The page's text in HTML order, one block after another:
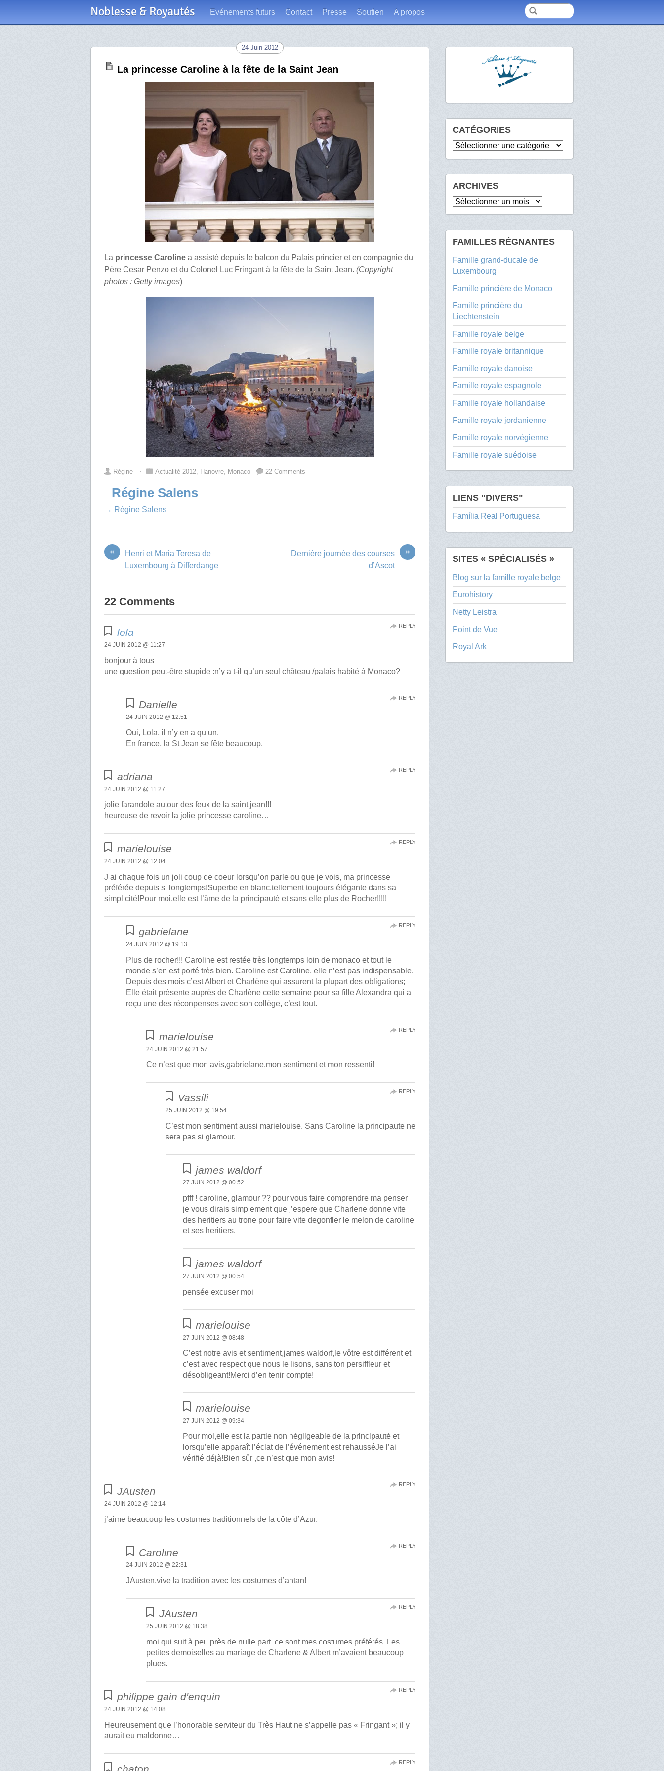
Noblesse & Royautés Evénements futurs Contact Presse Soutien A propos
24 Juin 2012
La princesse Caroline à la fête de la Saint Jean
La princesse Caroline a assisté depuis le balcon du Palais princier et en compagnie du
Père Cesar Penzo et du Colonel Luc Fringant à la fête de la Saint Jean.(Copyright
photos : Getty images)
Régine ⋅ Actualité 2012, Hanovre, Monaco 22 Comments
Régine Salens
→ Régine Salens
«
Henri et Maria Teresa de
Luxembourg à Differdange
»
Dernière journée des courses
d’Ascot
22 Comments
lola
24 JUIN 2012 @ 11:27
bonjour à tous
une question peut-être stupide :n’y a t-il qu’un seul château /palais habité à Monaco?
REPLY
Danielle
24 JUIN 2012 @ 12:51
Oui, Lola, il n’y en a qu’un.
En france, la St Jean se fête beaucoup.
REPLY
adriana
24 JUIN 2012 @ 11:27
jolie farandole autour des feux de la saint jean!!!
heureuse de revoir la jolie princesse caroline…
REPLY
marielouise
24 JUIN 2012 @ 12:04
J ai chaque fois un joli coup de coeur lorsqu’on parle ou que je vois, ma princesse
préférée depuis si longtemps!Superbe en blanc,tellement toujours élégante dans sa
simplicité!Pour moi,elle est l’âme de la principauté et sans elle plus de Rocher!!!!!
REPLY
gabrielane
24 JUIN 2012 @ 19:13
Plus de rocher!!! Caroline est restée très longtemps loin de monaco et tout le
monde s’en est porté très bien. Caroline est Caroline, elle n’est pas indispensable.
Depuis des mois c’est Albert et Charlène qui assurent la plupart des obligations;
Elle était présente auprès de Charlène cette semaine pour sa fille Alexandra qui a
reçu une des réconpenses avec son collège, c’est tout.
REPLY
marielouise
24 JUIN 2012 @ 21:57
Ce n’est que mon avis,gabrielane,mon sentiment et mon ressenti!
REPLY
Vassili
25 JUIN 2012 @ 19:54
C’est mon sentiment aussi marielouise. Sans Caroline la principaute ne
sera pas si glamour.
REPLY
james waldorf
27 JUIN 2012 @ 00:52
pfff ! caroline, glamour ?? pour vous faire comprendre ma penser
je vous dirais simplement que j’espere que Charlene donne vite
des heritiers au trone pour faire vite degonfler le melon de caroline
et ses heritiers.
james waldorf
27 JUIN 2012 @ 00:54
pensée excuser moi
marielouise
27 JUIN 2012 @ 08:48
C’est notre avis et sentiment,james waldorf,le vôtre est différent et
c’est avec respect que nous le lisons, sans ton persiffleur et
désobligeant!Merci d’en tenir compte!
marielouise
27 JUIN 2012 @ 09:34
Pour moi,elle est la partie non négligeable de la principauté et
lorsqu’elle apparaît l’éclat de l’événement est rehausséJe l’ai
vérifié déjà!Bien sûr ,ce n’est que mon avis!
JAusten
24 JUIN 2012 @ 12:14
j’aime beaucoup les costumes traditionnels de la côte d’Azur.
REPLY
Caroline
24 JUIN 2012 @ 22:31
JAusten,vive la tradition avec les costumes d’antan!
REPLY
JAusten
25 JUIN 2012 @ 18:38
moi qui suit à peu près de nulle part, ce sont mes costumes préférés. Les
petites demoiselles au mariage de Charlene & Albert m’avaient beaucoup
plues.
REPLY
philippe gain d'enquin
24 JUIN 2012 @ 14:08
Heureusement que l’honorable serviteur du Très Haut ne s’appelle pas « Fringant »; il y
aurait eu maldonne…
REPLY
chaton
REPLY
CATÉGORIES
Catégories
ARCHIVES
Archives
FAMILLES RÉGNANTES
Famille grand-ducale de
Luxembourg
Famille princière de Monaco
Famille princière du
Liechtenstein
Famille royale belge
Famille royale britannique
Famille royale danoise
Famille royale espagnole
Famille royale hollandaise
Famille royale jordanienne
Famille royale norvégienne
Famille royale suédoise
LIENS "DIVERS"
Família Real Portuguesa
SITES « SPÉCIALISÉS »
Blog sur la famille royale belge
Eurohistory
Netty Leistra
Point de Vue
Royal Ark